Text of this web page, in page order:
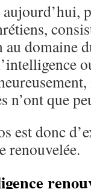
domaine
n’ont que
est donc
renouvelée.